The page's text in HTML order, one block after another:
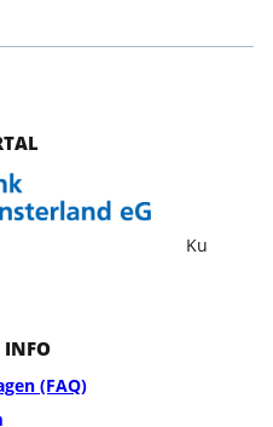
Ku
INFO
(FAQ)